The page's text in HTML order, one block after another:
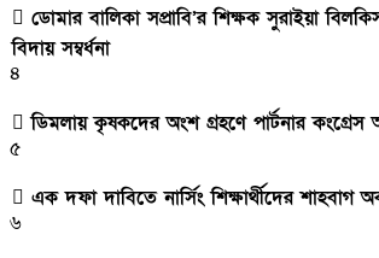
ডোমার বালিকা সপ্রাবি’র শিক্ষক সুরাইয়া
বিদায় সম্বর্ধনা
৪
ডিমলায় কৃষকদের অংশ গ্রহণে পার্টনার কংগ্রেস
৫
এক দফা দাবিতে নার্সিং শিক্ষার্থীদের শাহবাগ
৬